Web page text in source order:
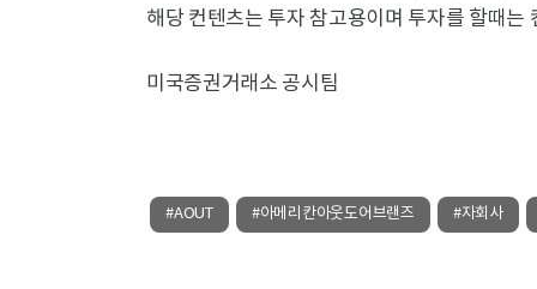
해당 컨텐츠는 투자 참고용이며 투자를 할때
미국증권거래소 공시팀
#AOUT #아메리칸아웃도어브랜즈 #자회사